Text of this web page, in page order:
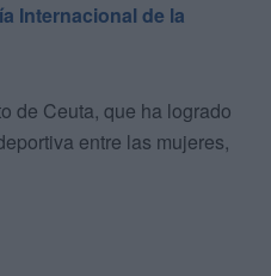
Internacional de la
de Ceuta, que ha logrado
entre las mujeres,